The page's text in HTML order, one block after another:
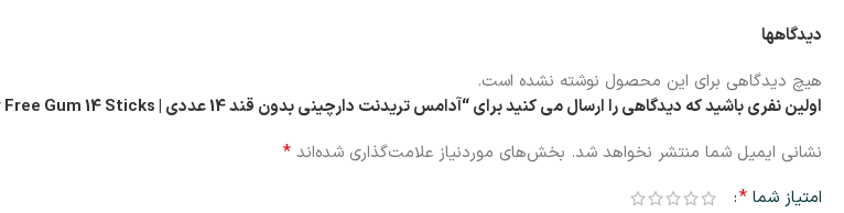
دیدگاهها
هیچ دیدگاهی برای این محصول نوشته نشده است.
اولین نفری باشید که دیدگاهی را ارسال می کنید برای “آدامس تریدنت دارچینی بدون قند 14 عددی | Trident Cinnamon Sugar Free Gum 14 Sticks”
نشانی ایمیل شما منتشر نخواهد شد. بخش‌های موردنیاز علامت‌گذاری شده‌اند *
امتیاز شما *